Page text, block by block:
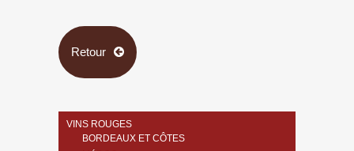
Retour
VINS ROUGES
BORDEAUX ET CÔTES